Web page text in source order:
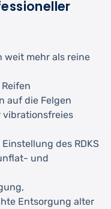
weit mehr als reine
auf die Felgen
vibrationsfreies
des RDKS
und
Entsorgung alter